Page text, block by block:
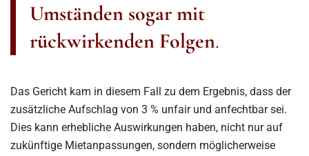
Umständen sogar mit
rückwirkenden Folgen.
Das Gericht kam in diesem Fall zu dem Ergebnis, dass der
zusätzliche Aufschlag von 3 % unfair und anfechtbar sei.
Dies kann erhebliche Auswirkungen haben, nicht nur auf
zukünftige Mietanpassungen, sondern möglicherweise